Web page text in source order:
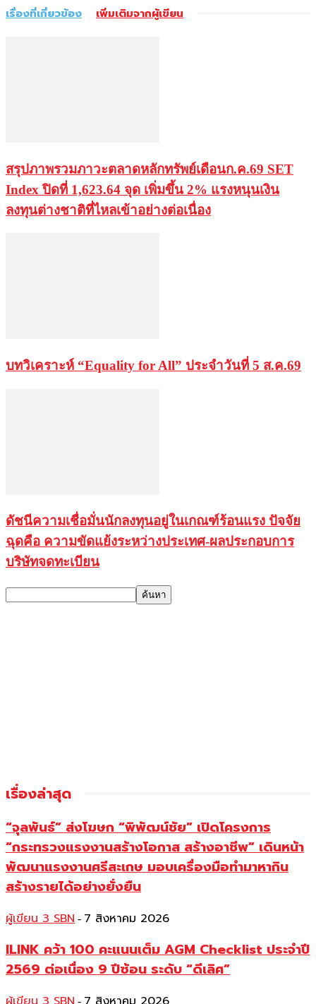
เรื่องที่เกี่ยวข้อง เพิ่มเติมจากผู้เขียน
สรุปภาพรวมภาวะตลาดหลักทรัพย์เดือนก.ค.69 SET
Index ปิดที่ 1,623.64 จุด เพิ่มขึ้น 2% แรงหนุนเงิน
ลงทุนต่างชาติที่ไหลเข้าอย่างต่อเนื่อง
บทวิเคราะห์ “Equality for All” ประจำวันที่ 5 ส.ค.69
ดัชนีความเชื่อมั่นนักลงทุนอยู่ในเกณฑ์ร้อนแรง ปัจจัย
ฉุดคือ ความขัดแย้งระหว่างประเทศ-ผลประกอบการ
บริษัทจดทะเบียน
เรื่องล่าสุด
“จุลพันธ์” ส่งโฆษก “พิพัฒน์ชัย” เปิดโครงการ
“กระทรวงแรงงานสร้างโอกาส สร้างอาชีพ” เดินหน้า
พัฒนาแรงงานศรีสะเกษ มอบเครื่องมือทำมาหากิน
สร้างรายได้อย่างยั่งยืน
ผู้เขียน 3 SBN - 7 สิงหาคม 2026
ILINK คว้า 100 คะแนนเต็ม AGM Checklist ประจำปี
2569 ต่อเนื่อง 9 ปีซ้อน ระดับ “ดีเลิศ”
-